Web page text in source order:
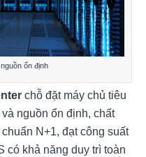
ổn định
chỗ đặt máy chủ tiêu
nguồn ổn định, chất
N+1, đạt công suất
có khả năng duy trì toàn